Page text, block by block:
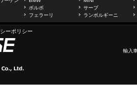
ボルボ
サーブ
フェラーリ ランボルギーニ
ーポリシー
輸入